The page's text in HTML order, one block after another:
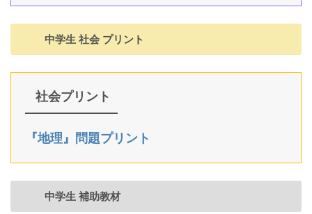
中学生 社会 プリント
社会プリント
『地理』問題プリント
中学生 補助教材